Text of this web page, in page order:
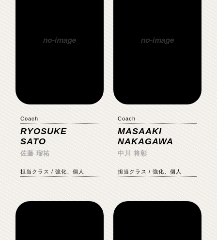
Coach
RYOSUKE
SATO
佐藤 瑠祐
担当クラス / 強化、個人
Coach
MASAAKI
NAKAGAWA
中川 将彰
担当クラス / 強化、個人